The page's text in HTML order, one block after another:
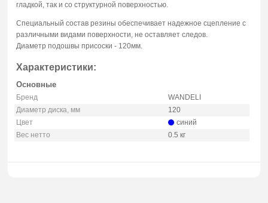
гладкой, так и со структурной поверхностью.
Специальный состав резины обеспечивает надежное сцепление с
различными видами поверхности, не оставляет следов.
Диаметр подошвы присоски - 120мм.
Характеристики:
Основные
Бренд
WANDELI
Диаметр диска, мм
120
Цвет
синий
Вес нетто
0.5 кг